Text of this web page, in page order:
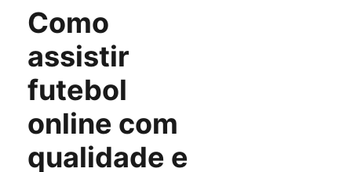
Como
assistir
futebol
online com
qualidade e